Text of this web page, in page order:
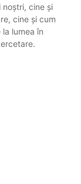
cine și
cine și cum
lumea în